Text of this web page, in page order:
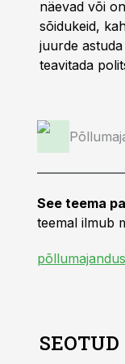
näevad või
sõidukeid,
juurde
teavitada
See teema
teemal ilmub
SEOTUD